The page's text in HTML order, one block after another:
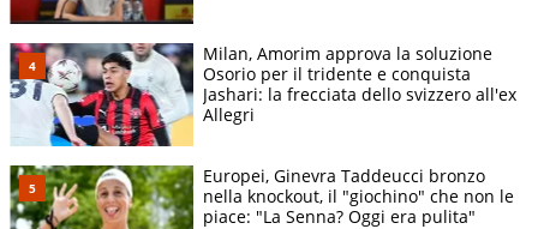
Milan, Amorim approva la soluzione
Osorio per il tridente e conquista
Jashari: la frecciata dello svizzero all'ex
Allegri
Europei, Ginevra Taddeucci bronzo
nella knockout, il "giochino" che non le
piace: "La Senna? Oggi era pulita"